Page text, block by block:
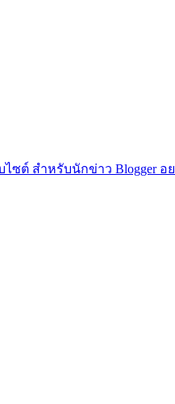
ซต์ สำหรับนักข่าว Blogger อ